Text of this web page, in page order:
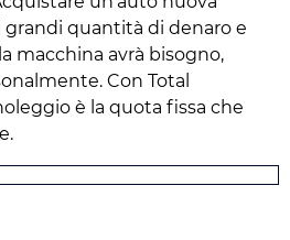
quantità di denaro e
macchina avrà bisogno,
Con Total
è la quota fissa che